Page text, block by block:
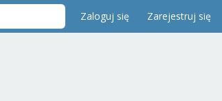
Zaloguj się Zarejestruj się